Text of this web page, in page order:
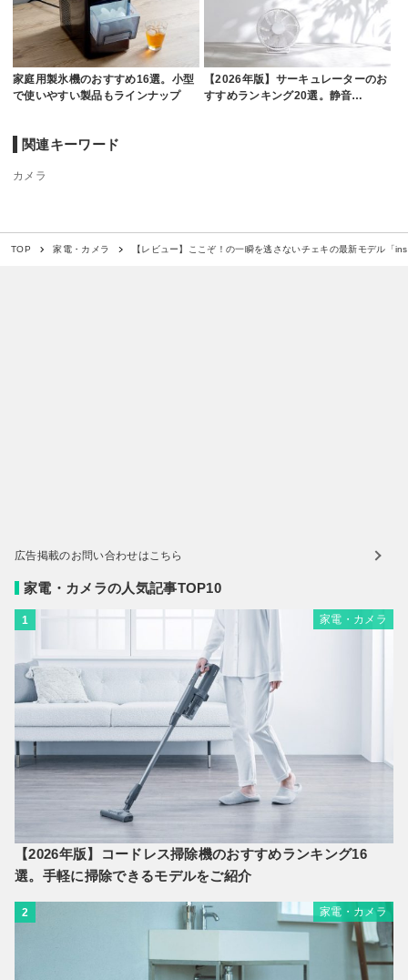
家庭用製氷機のおすすめ16選。小型
で使いやすい製品もラインナップ
【2026年版】サーキュレーターのお
すすめランキング20選。静音…
関連キーワード
カメラ
TOP 家電・カメラ 【レビュー】ここぞ！の一瞬を逃さないチェキの最新モデル「
広告掲載のお問い合わせはこちら
家電・カメラの人気記事TOP10
1 家電・カメラ
【2026年版】コードレス掃除機のおすすめランキング16
選。手軽に掃除できるモデルをご紹介
2 家電・カメラ